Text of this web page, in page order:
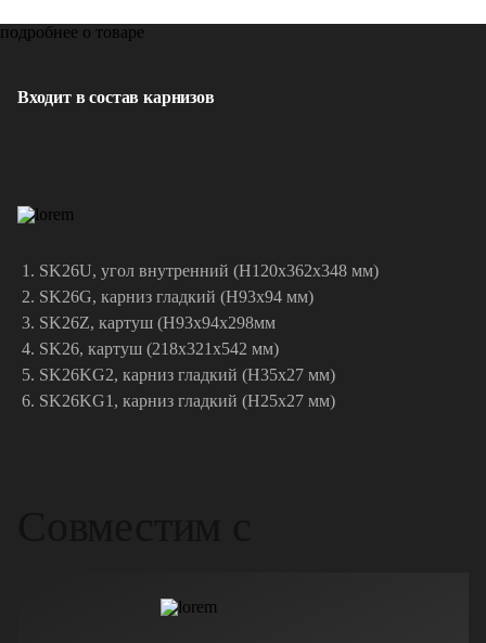
подробнее о товаре
Входит в состав карнизов
SK26U, угол внутренний (H120x362x348 мм)
SK26G, карниз гладкий (H93x94 мм)
SK26Z, картуш (H93x94x298мм
SK26, картуш (218х321х542 мм)
SK26KG2, карниз гладкий (H35x27 мм)
SK26KG1, карниз гладкий (H25x27 мм)